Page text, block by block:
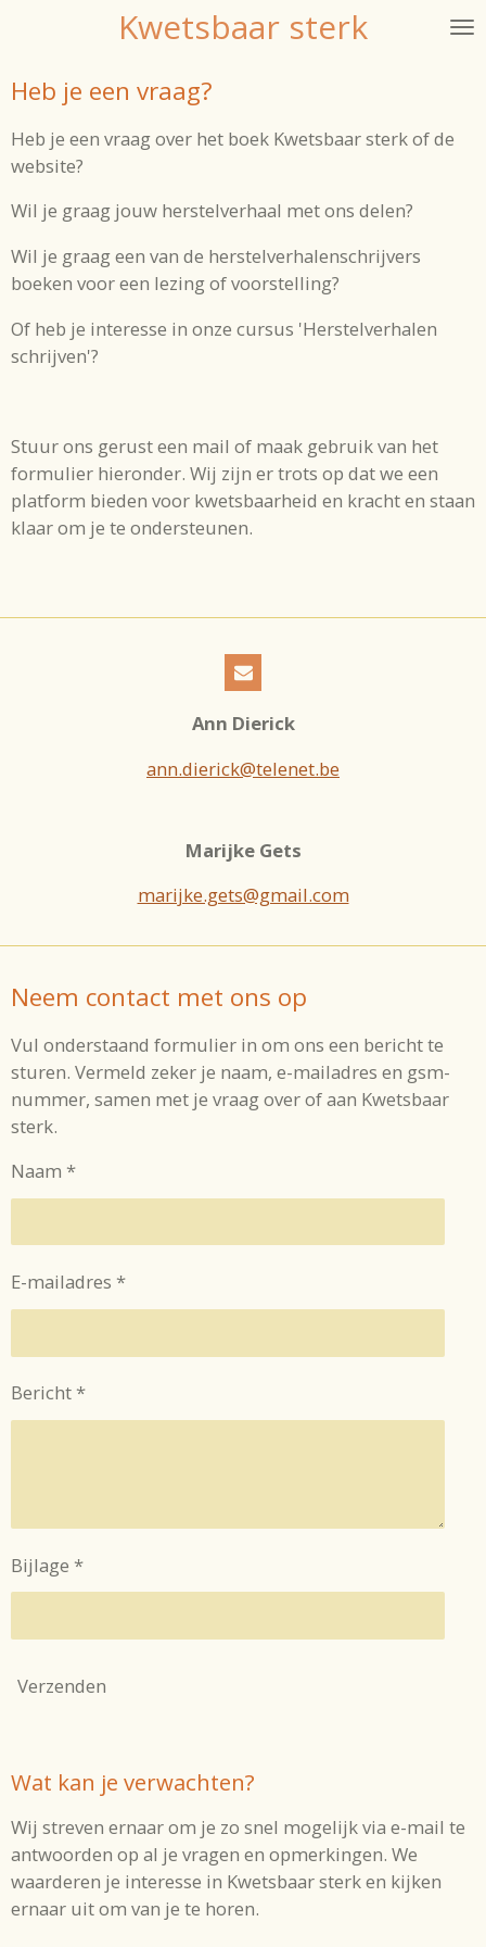
naar
de
hoofdinhoud
Kwetsbaar sterk
Heb je een vraag?
Heb je een vraag over het boek Kwetsbaar sterk of de
website?
Wil je graag jouw herstelverhaal met ons delen?
Wil je graag een van de herstelverhalenschrijvers
boeken voor een lezing of voorstelling?
Of heb je interesse in onze cursus 'Herstelverhalen
schrijven'?
Stuur ons gerust een mail of maak gebruik van het
formulier hieronder. Wij zijn er trots op dat we een
platform bieden voor kwetsbaarheid en kracht en staan
klaar om je te ondersteunen.
Ann Dierick
ann.dierick@telenet.be
Marijke Gets
marijke.gets@gmail.com
Neem contact met ons op
Vul onderstaand formulier in om ons een bericht te
sturen. Vermeld zeker je naam, e-mailadres en gsm-
nummer, samen met je vraag over of aan Kwetsbaar
sterk.
Naam *
E-mailadres *
Bericht *
Bijlage *
Verzenden
Wat kan je verwachten?
Wij streven ernaar om je zo snel mogelijk via e-mail te
antwoorden op al je vragen en opmerkingen. We
waarderen je interesse in Kwetsbaar sterk en kijken
ernaar uit om van je te horen.